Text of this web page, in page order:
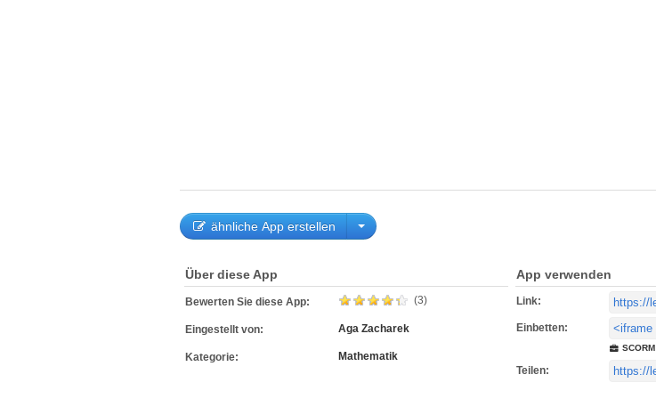
ähnliche App erstellen
Über diese App
Bewerten Sie diese App: (3)
Eingestellt von: Aga Zacharek
Kategorie: Mathematik
App verwenden
Link:
Einbetten:
SCORM
Teilen: